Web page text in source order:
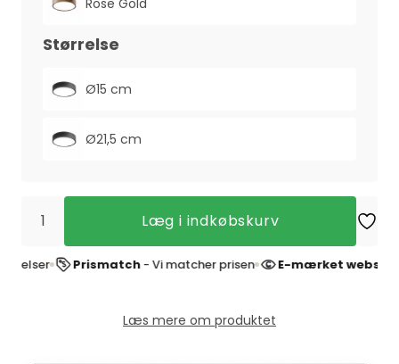
Rose Gold
Størrelse
Ø15 cm
Ø21,5 cm
Læg i indkøbskurv
Prismatch- Vi matcher prisen E-mærket webshop-
Læs mere om produktet